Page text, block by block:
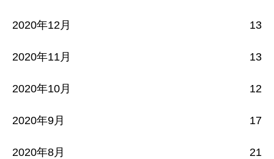
2020年12月 13
2020年11月 13
2020年10月 12
2020年9月 17
2020年8月 21